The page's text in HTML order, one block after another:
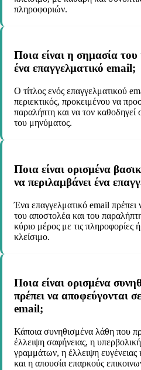
πληροφοριών.
Ποια είναι η σημασία
ένα επαγγελματικό email;
Ο τίτλος ενός επαγγελματικού
περιεκτικός, προκειμένου να
παραλήπτη και να τον καθοδηγεί
του μηνύματος.
Ποια είναι ορισμένα
να περιλαμβάνει ένα
Ένα επαγγελματικό email πρέπει
του αποστολέα και του
κύριο μέρος με τις πληροφορίες
κλείσιμο.
Ποια είναι ορισμένα
πρέπει να αποφεύγονται
email;
Κάποια συνηθισμένα λάθη που
έλλειψη σαφήνειας, η
γραμμάτων, η έλλειψη
και η απουσία επαρκούς